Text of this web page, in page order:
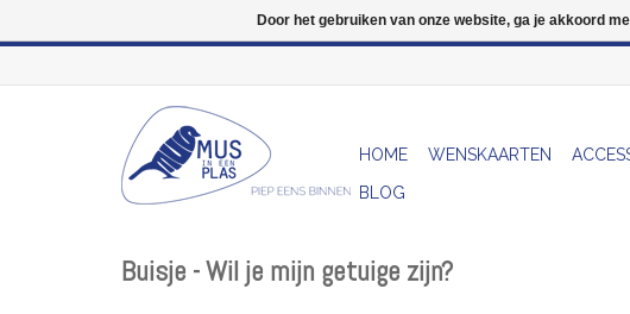
HOME WENSKAARTEN
BLOG
Buisje - Wil je mijn getuige zijn?
Door het gebruiken van onze website, ga je akkoord